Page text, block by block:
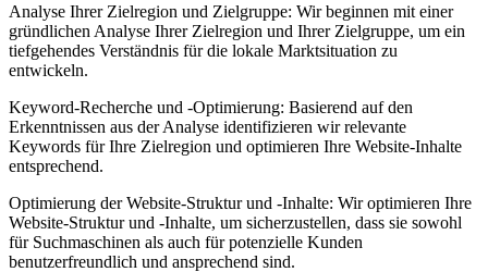
Analyse Ihrer Zielregion und Zielgruppe: Wir beginnen mit einer
gründlichen Analyse Ihrer Zielregion und Ihrer Zielgruppe, um ein
tiefgehendes Verständnis für die lokale Marktsituation zu
entwickeln.
Keyword-Recherche und -Optimierung: Basierend auf den
Erkenntnissen aus der Analyse identifizieren wir relevante
Keywords für Ihre Zielregion und optimieren Ihre Website-Inhalte
entsprechend.
Optimierung der Website-Struktur und -Inhalte: Wir optimieren Ihre
Website-Struktur und -Inhalte, um sicherzustellen, dass sie sowohl
für Suchmaschinen als auch für potenzielle Kunden
benutzerfreundlich und ansprechend sind.